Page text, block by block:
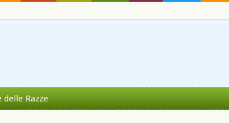
Razze